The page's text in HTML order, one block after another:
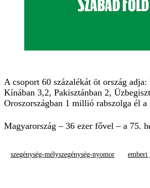
A csoport 60 százalékát öt ország adja:
Kínában 3,2, Pakisztánban 2,
Oroszországban 1 millió rabszolga él a
Magyarország – 36 ezer fővel – a 75.
szegénység-mélyszegénység-nyomor emberi